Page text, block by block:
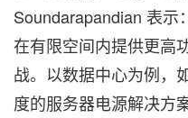
Soundarapandian 表示
在有限空间内提供更高
战。以数据中心为例，
度的服务器电源解决方